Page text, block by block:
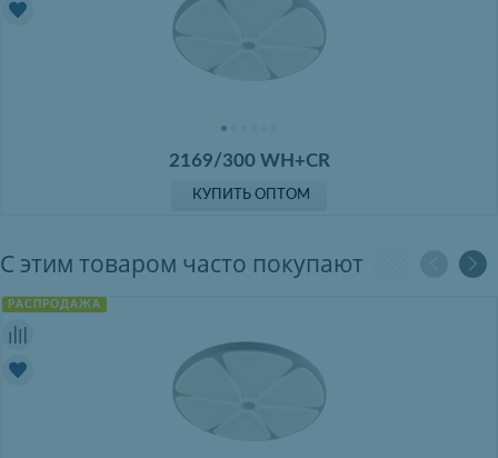
2169/300 WH+CR
КУПИТЬ ОПТОМ
С этим товаром часто покупают
РАСПРОДАЖА